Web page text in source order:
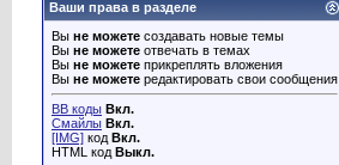
Ваши права в разделе
Вы не можете создавать новые темы
Вы не можете отвечать в темах
Вы не можете прикреплять вложения
Вы не можете редактировать свои сообщения
BB коды Вкл.
Смайлы Вкл.
[IMG] код Вкл.
HTML код Выкл.